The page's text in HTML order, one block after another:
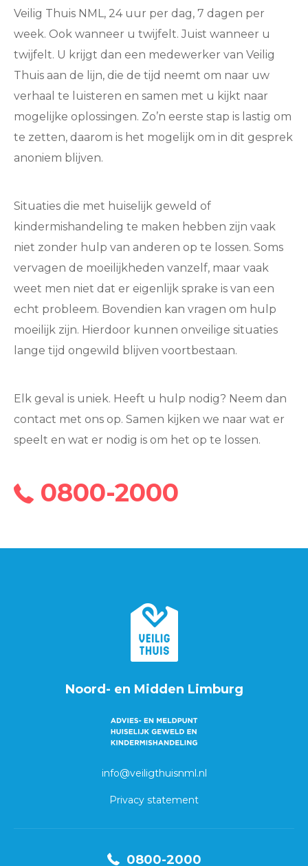
Veilig Thuis NML, 24 uur per dag, 7 dagen per
week. Ook wanneer u twijfelt. Juist wanneer u
twijfelt. U krijgt dan een medewerker van Veilig
Thuis aan de lijn, die de tijd neemt om naar uw
verhaal te luisteren en samen met u kijkt naar
mogelijke oplossingen. Zo’n eerste stap is lastig om
te zetten, daarom is het mogelijk om in dit gesprek
anoniem blijven.
Situaties die met huiselijk geweld of
kindermishandeling te maken hebben zijn vaak
niet zonder hulp van anderen op te lossen. Soms
vervagen de moeilijkheden vanzelf, maar vaak
weet men niet dat er eigenlijk sprake is van een
echt probleem. Bovendien kan vragen om hulp
moeilijk zijn. Hierdoor kunnen onveilige situaties
lange tijd ongewild blijven voortbestaan.
Elk geval is uniek. Heeft u hulp nodig? Neem dan
contact met ons op. Samen kijken we naar wat er
speelt en wat er nodig is om het op te lossen.
0800-2000
Noord- en Midden Limburg
info@veiligthuisnml.nl
Privacy statement
0800-2000